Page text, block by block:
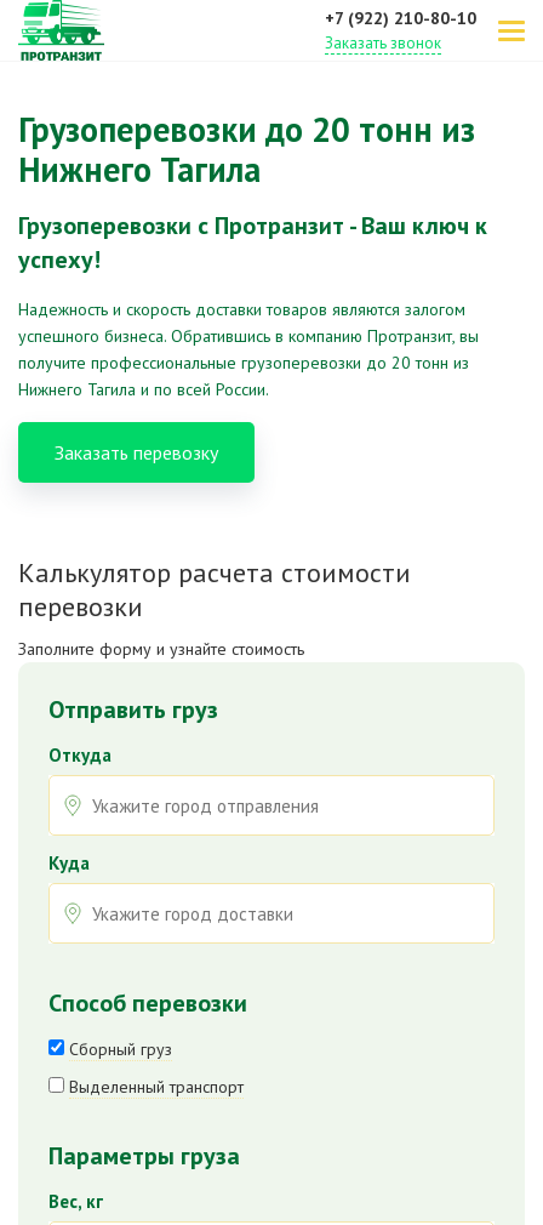
+7 (922) 210-80-10
Заказать звонок
Грузоперевозки до 20 тонн из
Нижнего Тагила
Грузоперевозки с Протранзит - Ваш ключ к
успеху!
Надежность и скорость доставки товаров являются залогом
успешного бизнеса. Обратившись в компанию Протранзит, вы
получите профессиональные грузоперевозки до 20 тонн из
Нижнего Тагила и по всей России.
Заказать перевозку
Калькулятор расчета стоимости
перевозки
Заполните форму и узнайте стоимость
Отправить груз
Откуда
Куда
Способ перевозки
Сборный груз
Выделенный транспорт
Параметры груза
Вес, кг